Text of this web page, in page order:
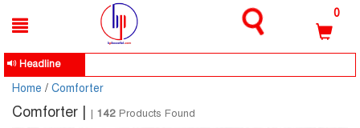
0
Headline
Home / Comforter
Comforter | | 142 Products Found